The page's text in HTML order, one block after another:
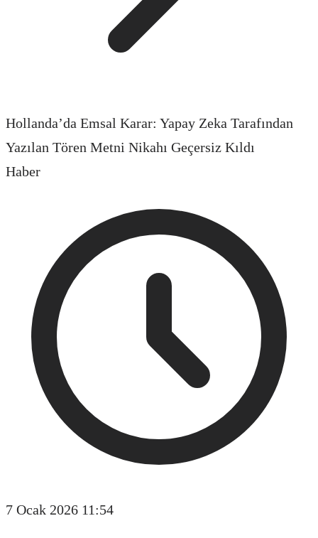
Hollanda’da Emsal Karar: Yapay Zeka Tarafından
Yazılan Tören Metni Nikahı Geçersiz Kıldı
Haber
7 Ocak 2026 11:54